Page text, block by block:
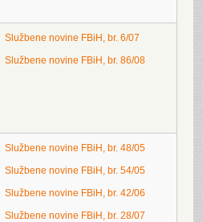
Službene novine FBiH, br. 6/07
Službene novine FBiH, br. 86/08
Službene novine FBiH, br. 48/05
Službene novine FBiH, br. 54/05
Službene novine FBiH, br. 42/06
Službene novine FBiH, br. 28/07